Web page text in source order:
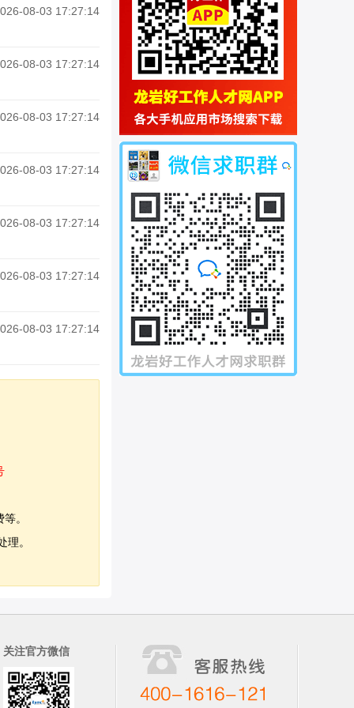
08-03 17:27:14
08-03 17:27:14
08-03 17:27:14
08-03 17:27:14
08-03 17:27:14
08-03 17:27:14
08-03 17:27:14
。
。
关注官方微信